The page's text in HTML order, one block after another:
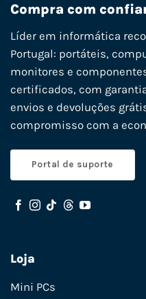
Compra com
Líder em informática
Portugal: portáteis,
monitores e
certificados, com
envios e devoluções
compromisso com a
Portal de suporte
Loja
Mini PCs